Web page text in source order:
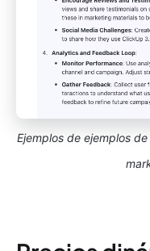
Ejemplos de ejemplos